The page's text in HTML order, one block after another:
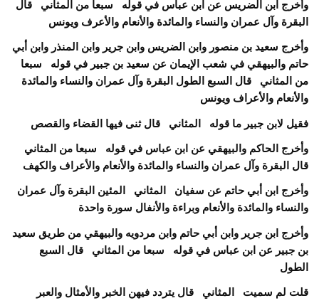
وأخرج ابن الضريس عن ابن عباس في قوله سبعا من المثاني قال
البقرة وآل عمران والنساء والمائدة والأنعام والأعرف ويونس
وأخرج سعيد بن منصور وابن الضريس وابن جرير وابن المنذر وابن أبي
حاتم والبيهقي في شعب الإيمان عن سعيد بن جبير في قوله سبعا
من المثاني قال السبع الطول البقرة وآل عمران والنساء والمائدة
والأنعام والأعراف ويونس
فقيل لابن جبير ما قوله المثاني قال ثنى فيها القضاء والقصص
وأخرج الحاكم والبيهقي عن ابن عباس في قوله سبعا من المثاني
قال البقرة وآل عمران والنساء والمائدة والأنعام والأعراف والكهف
وأخرج ابن أبي حاتم عن سفيان المثاني المئين البقرة وآل عمران
والنساء والمائدة والأنعام وبراءة والأنفال سورة واحدة
وأخرج ابن جرير وابن أبي حاتم وابن مردويه والبيهقي من طريق سعيد
بن جبير عن ابن عباس في قوله سبعا من المثاني قال السبع
الطول
قلت لم سميت المثاني قال يتردد فيهن الخبر والأمثال والعبر